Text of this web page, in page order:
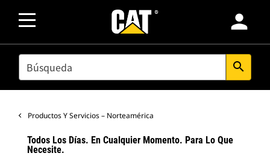
person
SEARCH search
Productos Y Servicios – Norteamérica
Todos Los Días. En Cualquier Momento. Para Lo Que
Necesite.